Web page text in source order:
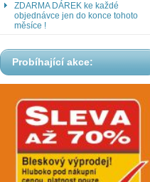
ZDARMA DÁREK ke každé
objednávce jen do konce tohoto
měsíce !
Probíhající akce: